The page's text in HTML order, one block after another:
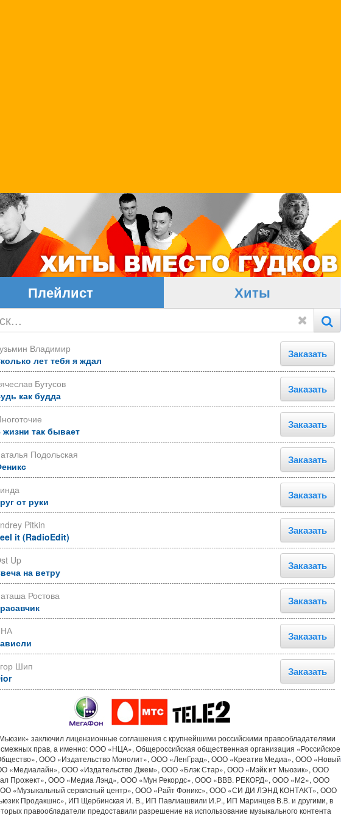
Плейлист Хиты
Владимир
лет тебя я ждал
Заказать
Бутусов
как будда
Заказать
жизни так бывает
Заказать
Подольская
Заказать
от руки
Заказать
Pitkin
it (RadioEdit)
Заказать
Up
на ветру
Заказать
Ростова
Заказать
Заказать
Шип
Заказать
заключил лицензионные соглашения с крупнейшими российскими правообладателями
смежных прав, а именно: ООО «НЦА», Общероссийская общественная организация «Российское
ООО «Издательство Монолит», ООО «ЛенГрад», ООО «Креатив Медиа», ООО «Новый
«Медиалайн», ООО «Издательство Джем», ООО «Блэк Стар», ООО «Мэйк ит Мьюзик», ООО
Прожект», ООО «Медиа Лэнд», ООО «Мун Рекордс», ООО «ВВВ. РЕКОРД», ООО «М2», ООО
«Музыкальный сервисный центр», ООО «Райт Фоникс», ООО «СИ ДИ ЛЭНД КОНТАКТ», ООО
Продакшнс», ИП Щербинская И. В., ИП Павлиашвили И.Р., ИП Маринцев В.В. и другими, в
правообладатели предоставили разрешение на использование музыкального контента